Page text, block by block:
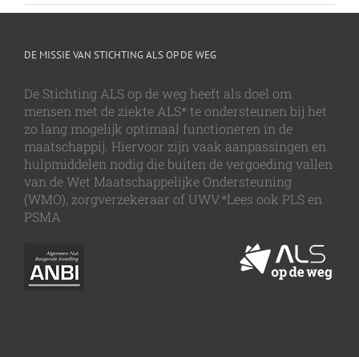
DE MISSIE VAN STICHTING ALS OP DE WEG
De Stichting ALS op de weg heeft als doel om
mensen met de ziekte ALS* te ondersteunen bij het
zo lang mogelijk optimaal functioneren in de
maatschappij. Hiervoor zijn vaak aanpassingen en
hulpmiddelen nodig die buiten de vergoeding vallen
van de Wet Maatschappelijke Ondersteuning
(WMO), zorgverzekeraar of UWV.*Lees ook PLS en
PSMA